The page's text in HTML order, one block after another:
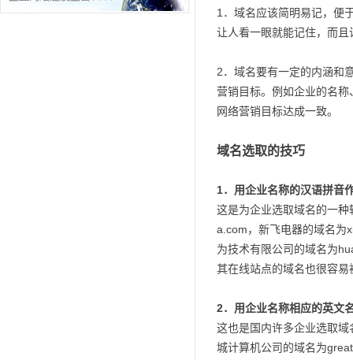
1．域名应该简明易记，便
让人看一眼就能记住，而
2．域名要有一定的内涵和
营销目标。例如企业的名
网络营销目标达成一致。
域名选取的技巧
1．用企业名称的汉语拼音
这是为企业选取域名的一
a.com，新飞电器的域名为
为技术有限公司的域名为
其在线站点的域名也很容易
2．用企业名称相应的英文
这也是国内许多企业选取
城计算机公司的域名为